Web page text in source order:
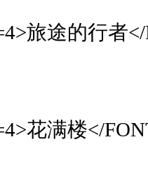
旅途的行者
花满楼</